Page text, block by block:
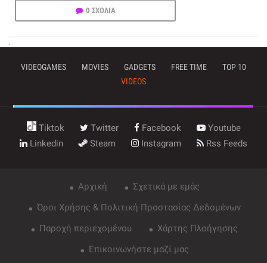
0 ΣΧΟΛΙΑ
VIDEOGAMES MOVIES GADGETS FREE TIME
TOP 10
VIDEOS
Tiktok Twitter Facebook
Youtube
Linkedin
Steam Instagram Rss Feeds
Αρχική
Σχετικά με εμάς
Όροι Χρήσης & Πολιτική Προστασίας Δεδομένων
Παροχή περιεχομένου
Χάρτης Πλοήγησης
Επικοινωνήστε μαζί μας